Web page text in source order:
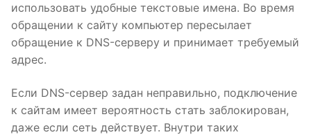
использовать удобные текстовые имена. Во время
обращении к сайту компьютер пересылает
обращение к DNS-серверу и принимает требуемый
адрес.
Если DNS-сервер задан неправильно, подключение
к сайтам имеет вероятность стать заблокирован,
даже если сеть действует. Внутри таких